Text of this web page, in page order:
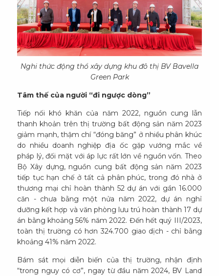
Nghi thức động thổ xây dựng khu đô thị BV Bavella
Green Park
Tâm thế của người “đi ngược dòng”
Tiếp nối khó khăn của năm 2022, nguồn cung lẫn
thanh khoản trên thị trường bất động sản năm 2023
giảm mạnh, thậm chí “đóng băng” ở nhiều phân khúc
do nhiều doanh nghiệp địa ốc gặp vướng mắc về
pháp lý, đối mặt với áp lực rất lớn về nguồn vốn. Theo
Bộ Xây dựng, nguồn cung bất động sản năm 2023
tiếp tục hạn chế ở tất cả phân phúc, trong đó nhà ở
thương mại chỉ hoàn thành 52 dự án với gần 16.000
căn - chưa bằng một nửa năm 2022, dự án nghỉ
dưỡng kết hợp và văn phòng lưu trú hoàn thành 17 dự
án bằng khoảng 56% năm 2022. Đến hết quý III/2023,
toàn thị trường có hơn 324.700 giao dịch - chỉ bằng
khoảng 41% năm 2022.
Bám sát mọi diễn biến của thị trường, nhận định
“trong nguy có cơ”, ngay từ đầu năm 2024, BV Land